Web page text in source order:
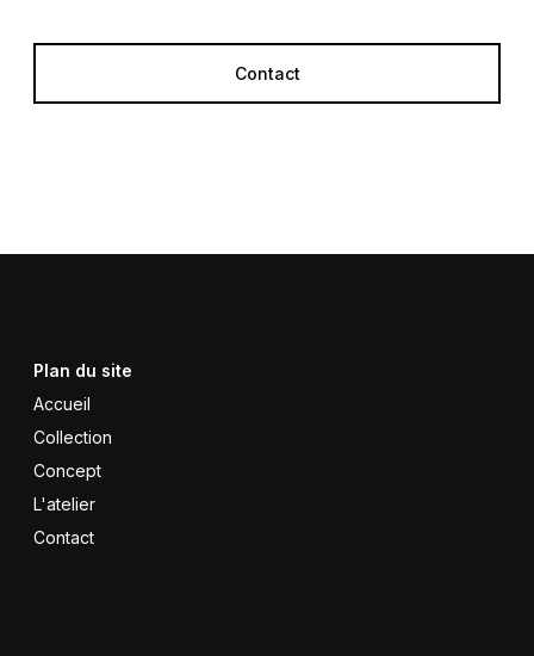
Contact
Plan du site
Accueil
Collection
Concept
L'atelier
Contact